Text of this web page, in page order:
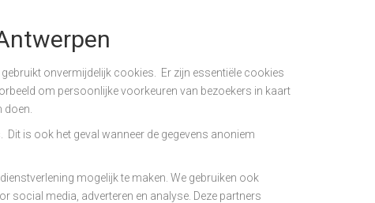
onvermijdelijk cookies. Er zijn essentiële cookies
om persoonlijke voorkeuren van bezoekers in kaart
is ook het geval wanneer de gegevens anoniem
mogelijk te maken. We gebruiken ook
social media, adverteren en analyse. Deze partners